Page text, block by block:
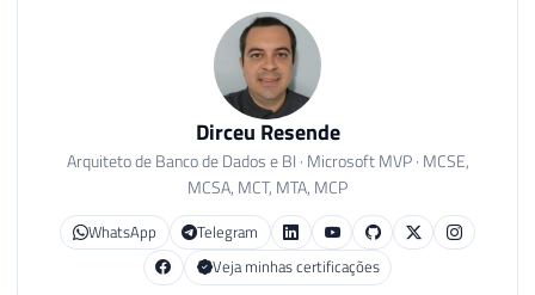
Dirceu Resende
Arquiteto de Banco de Dados e BI · Microsoft MVP · MCSE,
MCSA, MCT, MTA, MCP
WhatsApp
Telegram
Veja minhas certificações